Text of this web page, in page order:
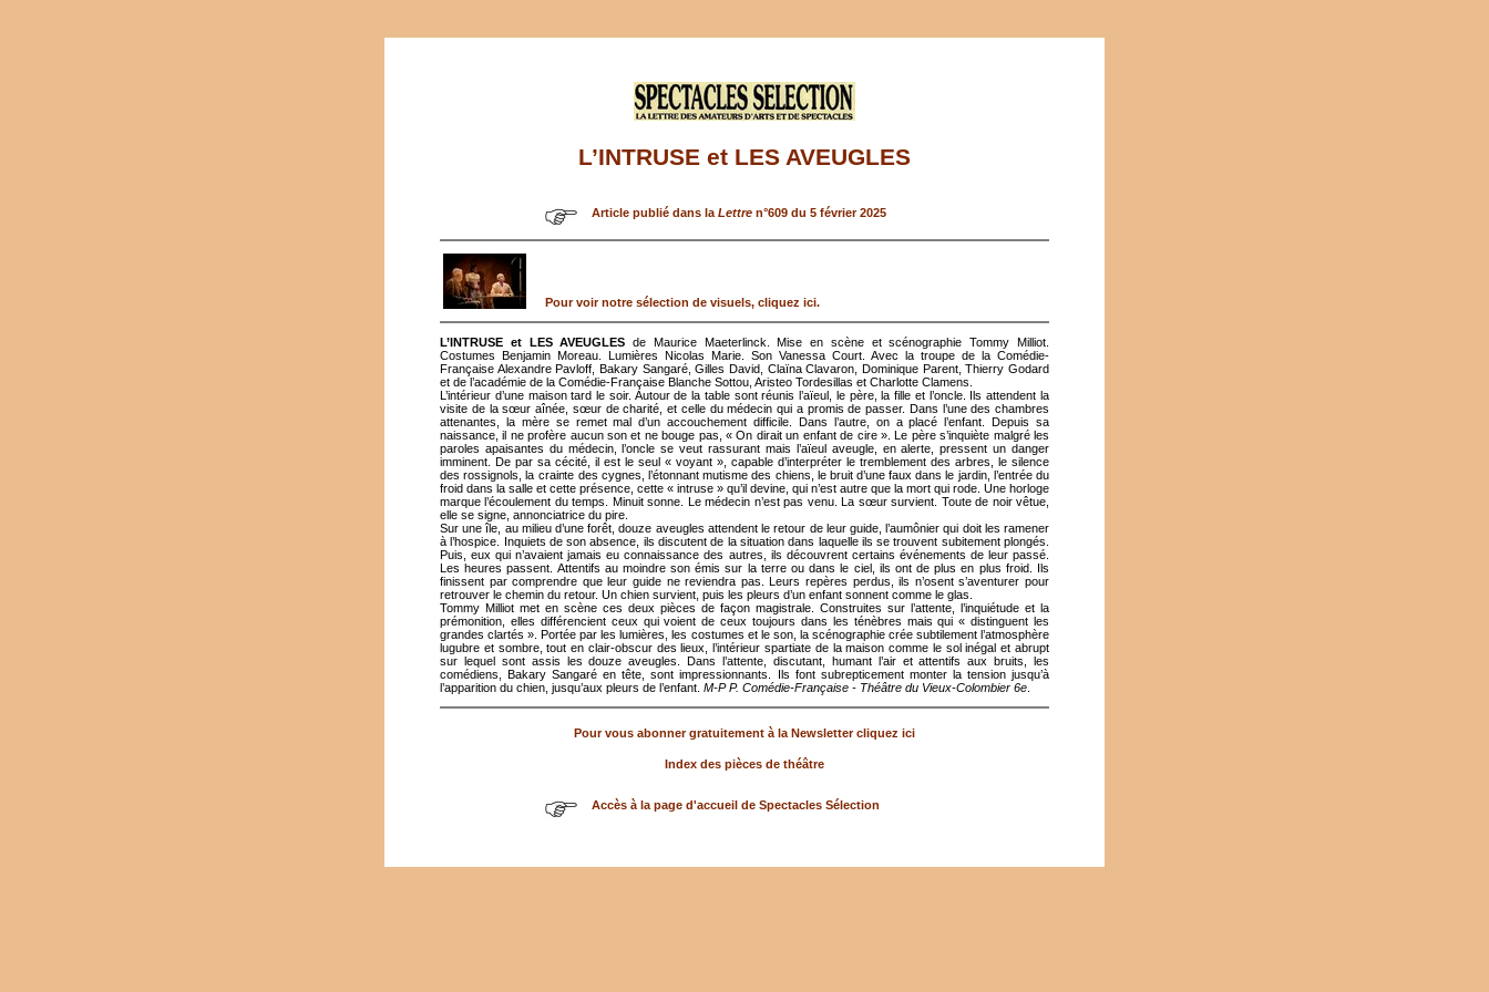
L’INTRUSE et LES AVEUGLES
Article publié dans la Lettre n°609 du 5 février 2025
Pour voir notre sélection de visuels, cliquez ici.
L’INTRUSE et LES AVEUGLES de Maurice Maeterlinck. Mise en scène et scénographie Tommy Milliot.
Costumes Benjamin Moreau. Lumières Nicolas Marie. Son Vanessa Court. Avec la troupe de la Comédie-
Française Alexandre Pavloff, Bakary Sangaré, Gilles David, Claïna Clavaron, Dominique Parent, Thierry Godard
et de l’académie de la Comédie-Française Blanche Sottou, Aristeo Tordesillas et Charlotte Clamens.
L’intérieur d’une maison tard le soir. Autour de la table sont réunis l’aïeul, le père, la fille et l’oncle. Ils attendent la
visite de la sœur aînée, sœur de charité, et celle du médecin qui a promis de passer. Dans l’une des chambres
attenantes, la mère se remet mal d’un accouchement difficile. Dans l’autre, on a placé l’enfant. Depuis sa
naissance, il ne profère aucun son et ne bouge pas, « On dirait un enfant de cire ». Le père s’inquiète malgré les
paroles apaisantes du médecin, l’oncle se veut rassurant mais l’aïeul aveugle, en alerte, pressent un danger
imminent. De par sa cécité, il est le seul « voyant », capable d’interpréter le tremblement des arbres, le silence
des rossignols, la crainte des cygnes, l’étonnant mutisme des chiens, le bruit d’une faux dans le jardin, l’entrée du
froid dans la salle et cette présence, cette « intruse » qu’il devine, qui n’est autre que la mort qui rode. Une horloge
marque l’écoulement du temps. Minuit sonne. Le médecin n’est pas venu. La sœur survient. Toute de noir vêtue,
elle se signe, annonciatrice du pire.
Sur une île, au milieu d’une forêt, douze aveugles attendent le retour de leur guide, l’aumônier qui doit les ramener
à l’hospice. Inquiets de son absence, ils discutent de la situation dans laquelle ils se trouvent subitement plongés.
Puis, eux qui n’avaient jamais eu connaissance des autres, ils découvrent certains événements de leur passé.
Les heures passent. Attentifs au moindre son émis sur la terre ou dans le ciel, ils ont de plus en plus froid. Ils
finissent par comprendre que leur guide ne reviendra pas. Leurs repères perdus, ils n’osent s’aventurer pour
retrouver le chemin du retour. Un chien survient, puis les pleurs d’un enfant sonnent comme le glas.
Tommy Milliot met en scène ces deux pièces de façon magistrale. Construites sur l’attente, l’inquiétude et la
prémonition, elles différencient ceux qui voient de ceux toujours dans les ténèbres mais qui « distinguent les
grandes clartés ». Portée par les lumières, les costumes et le son, la scénographie crée subtilement l’atmosphère
lugubre et sombre, tout en clair-obscur des lieux, l’intérieur spartiate de la maison comme le sol inégal et abrupt
sur lequel sont assis les douze aveugles. Dans l’attente, discutant, humant l’air et attentifs aux bruits, les
comédiens, Bakary Sangaré en tête, sont impressionnants. Ils font subrepticement monter la tension jusqu’à
l’apparition du chien, jusqu’aux pleurs de l’enfant. M-P P. Comédie-Française - Théâtre du Vieux-Colombier 6e
Pour vous abonner gratuitement à la Newsletter cliquez ici
Index des pièces de théâtre
Accès à la page d'accueil de Spectacles Sélection